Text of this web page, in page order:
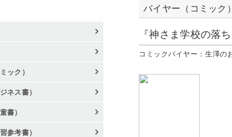
バイヤー（コミック）
『神さま学校の
コミックバイヤー：生澤の
ック）
ネス書）
書）
参考書）